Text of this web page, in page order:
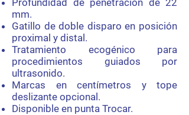
Profundidad de penetración de 22
mm.
Gatillo de doble disparo en posición
proximal y distal.
Tratamiento ecogénico para
procedimientos guiados por
ultrasonido.
Marcas en centímetros y tope
deslizante opcional.
Disponible en punta Trocar.